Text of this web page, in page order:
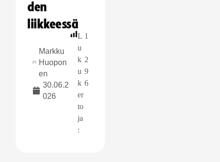
den
liikkeessä
Markku
Huopon
en
30.06.2
026
L
u
k
u
k
er
to
ja
:
1
2
9
6